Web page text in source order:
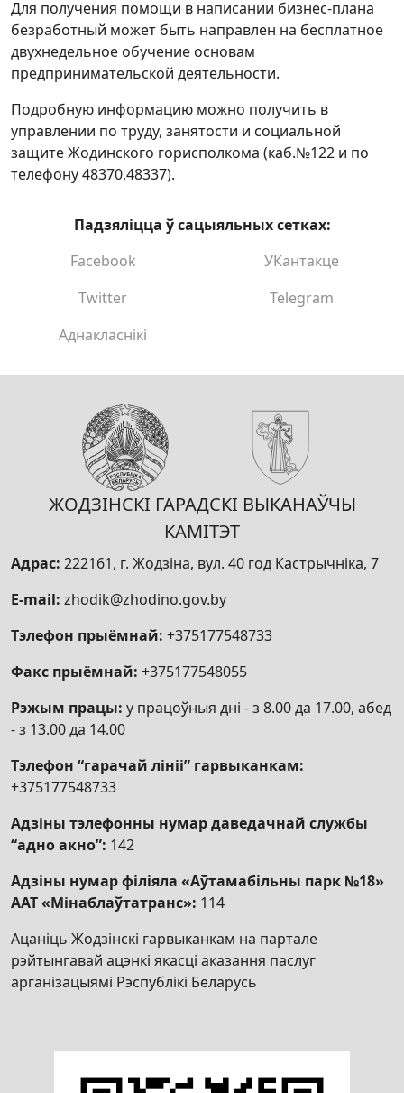
Для получения помощи в написании бизнес-плана
безработный может быть направлен на бесплатное
двухнедельное обучение основам
предпринимательской деятельности.
Подробную информацию можно получить в
управлении по труду, занятости и социальной
защите Жодинского горисполкома (каб.№122 и по
телефону 48370,48337).
Падзяліцца ў сацыяльных сетках:
Facebook
УКантакце
Twitter
Telegram
Аднакласнікі
ЖОДЗІНСКІ ГАРАДСКІ ВЫКАНАЎЧЫ
КАМІТЭТ
Адрас: 222161, г. Жодзіна, вул. 40 год Кастрычніка, 7
E-mail: zhodik@zhodino.gov.by
Тэлефон прыёмнай: +375177548733
Факс прыёмнай: +375177548055
Рэжым працы: у працоўныя дні - з 8.00 да 17.00, абед
- з 13.00 да 14.00
Тэлефон “гарачай лініі” гарвыканкам:
+375177548733
Адзіны тэлефонны нумар даведачнай службы
“адно акно”: 142
Адзіны нумар філіяла «Аўтамабільны парк №18»
ААТ «Мінаблаўтатранс»: 114
Ацаніць Жодзінскі гарвыканкам на партале
рэйтынгавай ацэнкі якасці аказання паслуг
арганізацыямі Рэспублікі Беларусь